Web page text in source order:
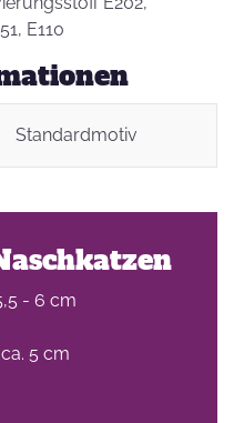
E110
Standardmotiv
- 6 cm
5 cm